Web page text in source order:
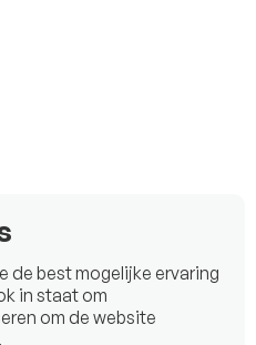
de best mogelijke ervaring
in staat om
om de website